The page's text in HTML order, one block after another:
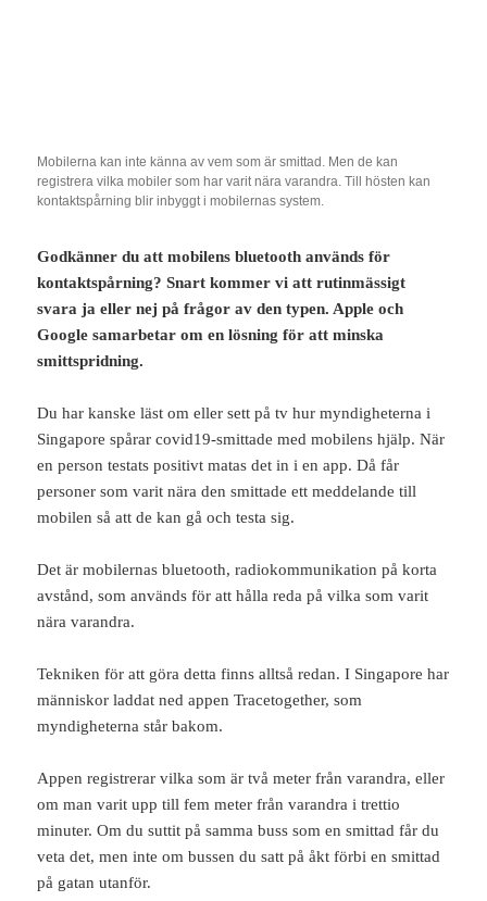
Mobilerna kan inte känna av vem som är smittad. Men de kan
registrera vilka mobiler som har varit nära varandra. Till hösten kan
kontaktspårning blir inbyggt i mobilernas system.
Godkänner du att mobilens bluetooth används för
kontaktspårning? Snart kommer vi att rutinmässigt
svara ja eller nej på frågor av den typen. Apple och
Google samarbetar om en lösning för att minska
smittspridning.
Du har kanske läst om eller sett på tv hur myndigheterna i
Singapore spårar covid19-smittade med mobilens hjälp. När
en person testats positivt matas det in i en app. Då får
personer som varit nära den smittade ett meddelande till
mobilen så att de kan gå och testa sig.
Det är mobilernas bluetooth, radiokommunikation på korta
avstånd, som används för att hålla reda på vilka som varit
nära varandra.
Tekniken för att göra detta finns alltså redan. I Singapore har
människor laddat ned appen Tracetogether, som
myndigheterna står bakom.
Appen registrerar vilka som är två meter från varandra, eller
om man varit upp till fem meter från varandra i trettio
minuter. Om du suttit på samma buss som en smittad får du
veta det, men inte om bussen du satt på åkt förbi en smittad
på gatan utanför.